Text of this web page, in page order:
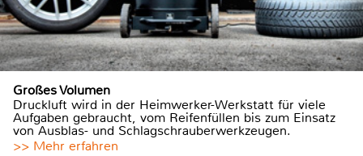
Großes Volumen
Druckluft wird in der Heimwerker-Werkstatt für viele
Aufgaben gebraucht, vom Reifenfüllen bis zum Einsatz
von Ausblas- und Schlagschrauberwerkzeugen.
>> Mehr erfahren